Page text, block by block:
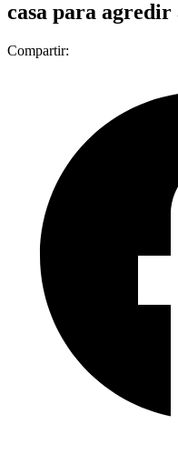
casa para
Compartir: